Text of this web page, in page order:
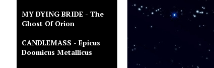
MY DYING BRIDE - The
Ghost Of Orion
CANDLEMASS - Epicus
Doomicus Metallicus